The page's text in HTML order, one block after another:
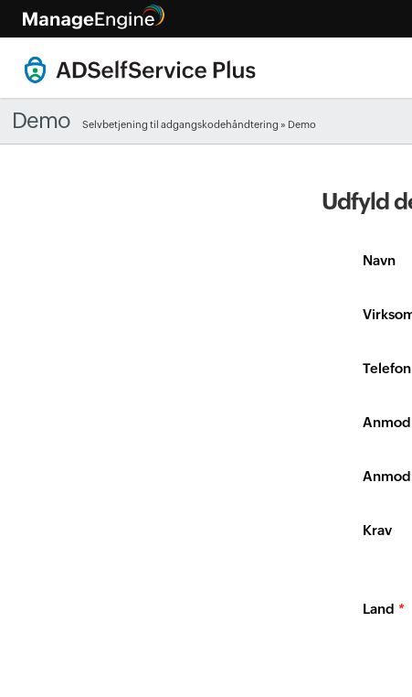
Demo Selvbetjening til adgangskodehåndtering » Demo
Udfyld
Navn
Krav
Land *